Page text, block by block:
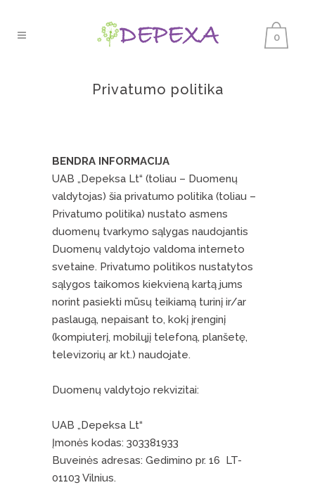
0
Privatumo politika
BENDRA INFORMACIJA
UAB „Depeksa Lt“ (toliau – Duomenų
valdytojas) šia privatumo politika (toliau –
Privatumo politika) nustato asmens
duomenų tvarkymo sąlygas naudojantis
Duomenų valdytojo valdoma interneto
svetaine. Privatumo politikos nustatytos
sąlygos taikomos kiekvieną kartą jums
norint pasiekti mūsų teikiamą turinį ir/ar
paslaugą, nepaisant to, kokį įrenginį
(kompiuterį, mobilųjį telefoną, planšetę,
televizorių ar kt.) naudojate.
Duomenų valdytojo rekvizitai:
UAB „Depeksa Lt“
Įmonės kodas: 303381933
Buveinės adresas: Gedimino pr. 16 LT-
01103 Vilnius.